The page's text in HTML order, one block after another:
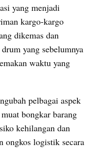
yang menjadi
kargo-kargo
dikemas dan
yang sebelumnya
waktu yang
pelbagai aspek
bongkar barang
kehilangan dan
ongkos logistik secara